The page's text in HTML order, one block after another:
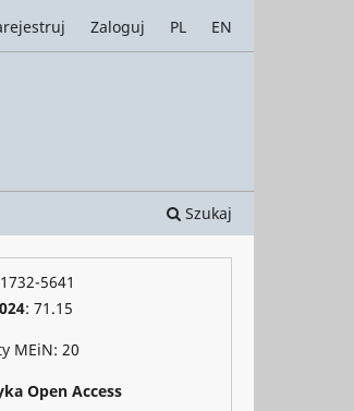
Szukaj
Zaloguj PL EN
1732-5641
: 71.15
MEiN: 20
Open Access